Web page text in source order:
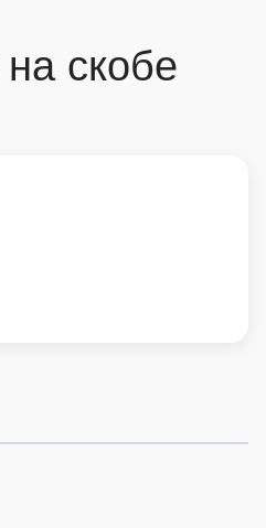
скобе